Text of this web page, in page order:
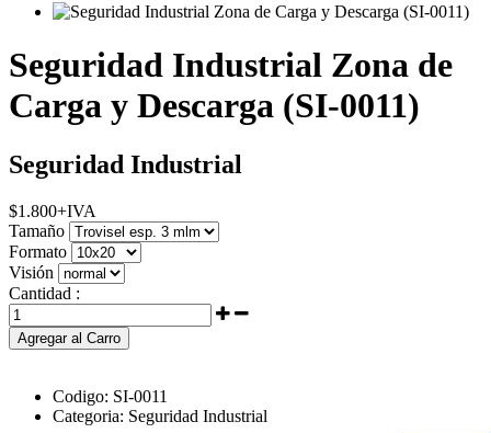
Seguridad Industrial Zona de
Carga y Descarga (SI-0011)
Seguridad Industrial
$1.800+IVA
Tamaño
Formato
Visión
Cantidad :
Agregar al Carro
Codigo: SI-0011
Categoria: Seguridad Industrial